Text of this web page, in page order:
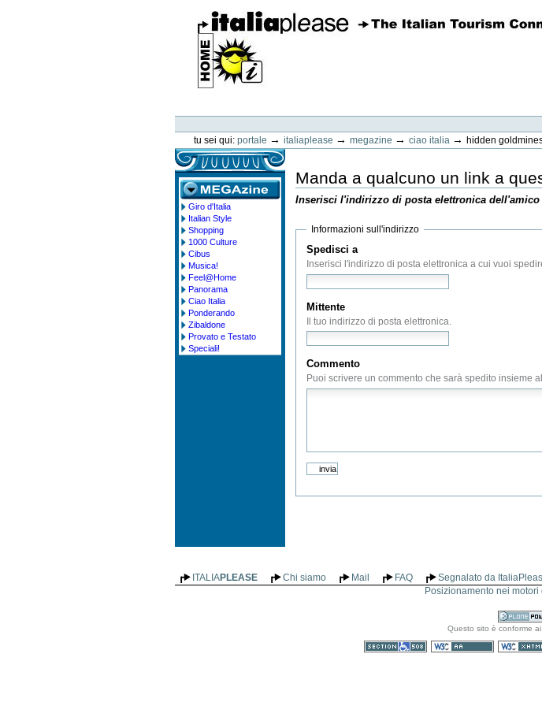
contenuti.
Spostati
navigazione
personali
tu sei qui: portale → italiaplease → megazine → ciao italia → hidden
megazine
Giro d'Italia
Italian Style
Shopping
1000 Culture
Cibus
Musica!
Feel@Home
Panorama
Ciao Italia
Ponderando
Zibaldone
Provato e Testato
Speciali!
Manda a qualcuno un link a
Inserisci l'indirizzo di posta elettronica
Informazioni sull'indirizzo
Spedisci a
Inserisci l'indirizzo di posta elettronica a cui vuoi
Mittente
Il tuo indirizzo di posta elettronica.
Commento
Puoi scrivere un commento che sarà spedito insieme
ITALIAPLEASE Chi siamo Mail FAQ Segnalato da
Posizionamento nei motori
con
Questo sito è conforme